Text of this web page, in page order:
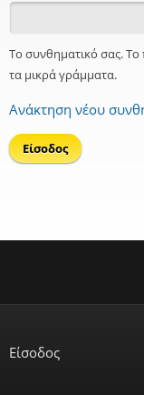
Το συνθηματικό σας. Το
τα μικρά γράμματα.
Ανάκτηση νέου
Είσοδος